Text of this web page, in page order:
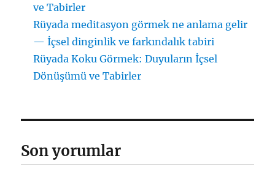
ve Tabirler
Rüyada meditasyon görmek ne anlama gelir
— İçsel dinginlik ve farkındalık tabiri
Rüyada Koku Görmek: Duyuların İçsel
Dönüşümü ve Tabirler
Son yorumlar